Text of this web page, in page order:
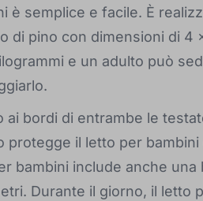
è semplice e facile. È
di pino con dimensioni di 4
e un adulto può
ai bordi di entrambe le
protegge il letto per
bambini include anche
Durante il giorno, il letto